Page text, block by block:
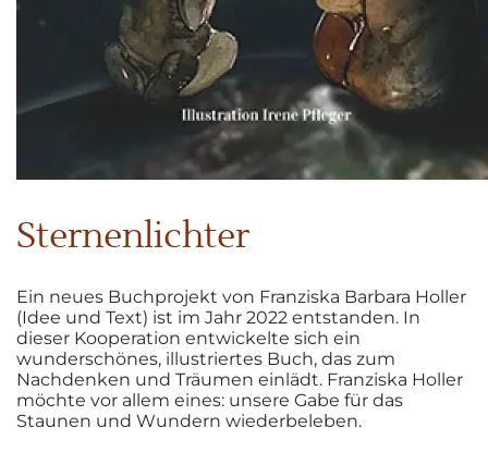
Blog
Shop
Kontakt
Sternenlichter
Ein neues Buchprojekt von Franziska Barbara Holler
(Idee und Text) ist im Jahr 2022 entstanden. In
dieser Kooperation entwickelte sich ein
wunderschönes, illustriertes Buch, das zum
Nachdenken und Träumen einlädt. Franziska Holler
möchte vor allem eines: unsere Gabe für das
Staunen und Wundern wiederbeleben.